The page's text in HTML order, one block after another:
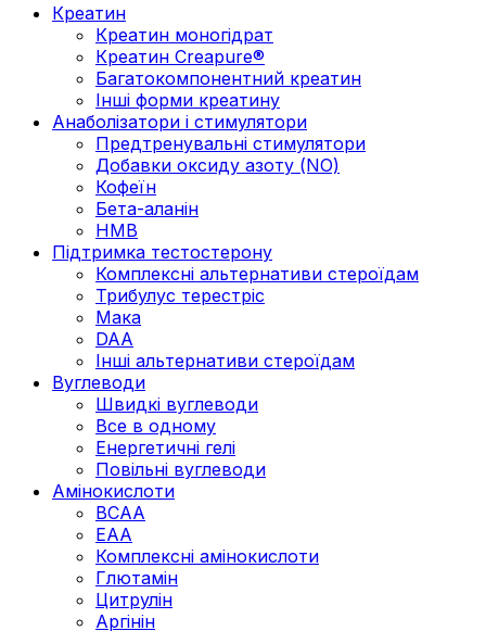
Креатин
Креатин моногідрат
Креатин Creapure®
Багатокомпонентний креатин
Інші форми креатину
Анаболізатори і стимулятори
Предтренувальні стимулятори
Добавки оксиду азоту (NO)
Кофеїн
Бета-аланін
HMB
Підтримка тестостерону
Комплексні альтернативи стероїдам
Трибулус терестріс
Мака
DAA
Інші альтернативи стероїдам
Вуглеводи
Швидкі вуглеводи
Все в одному
Енергетичні гелі
Повільні вуглеводи
Амінокислоти
BCAA
EAA
Комплексні амінокислоти
Глютамін
Цитрулін
Аргінін